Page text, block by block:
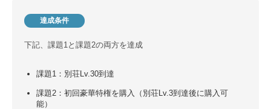
達成条件
下記、課題1と課題2の両方を達成
課題1：別荘Lv.30到達
課題2：初回豪華特権を購入（別荘Lv.3到達後に購入可
能）